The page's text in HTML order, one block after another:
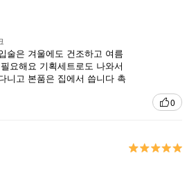
술은 겨울에도 건조하고 여름
요해요 기획세트로도 나와서
니고 본품은 집에서 씁니다 촉
0